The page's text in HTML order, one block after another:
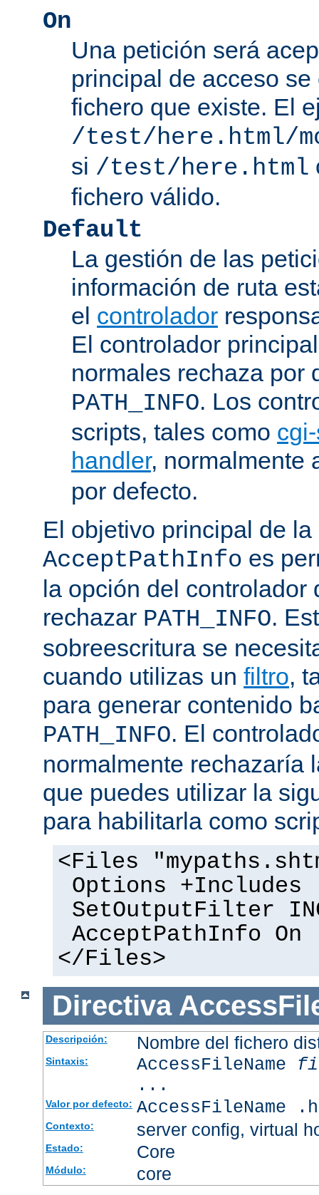
On
Una petición será
principal de acceso
fichero que existe. El
/test/here.html/
si /test/here.html
fichero válido.
Default
La gestión de las
información de ruta
el controlador
El controlador
normales rechaza por
PATH_INFO. Los
scripts, tales como
handler, normalmente
por defecto.
El objetivo principal de la
AcceptPathInfo es
la opción del controlador
rechazar PATH_INFO.
sobreescritura se
cuando utilizas un filtro,
para generar contenido
PATH_INFO. El
normalmente rechazaría
que puedes utilizar la
para habilitarla como
<Files
Options +Includes
SetOutputFilter
AcceptPathInfo On
</Files>
Directiva
Descripción: Nombre del fichero
Sintaxis: AccessFileName
...
Valor por defecto: AccessFileName
Contexto: server config, virtual
Estado: Core
Módulo: core